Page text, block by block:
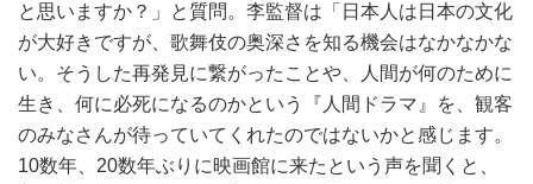
と思いますか？」と質問。李監督は「日本人は日本の文化
が大好きですが、歌舞伎の奥深さを知る機会はなかなかな
い。そうした再発見に繋がったことや、人間が何のために
生き、何に必死になるのかという『人間ドラマ』を、観客
のみなさんが待っていてくれたのではないかと感じます。
10数年、20数年ぶりに映画館に来たという声を聞くと、